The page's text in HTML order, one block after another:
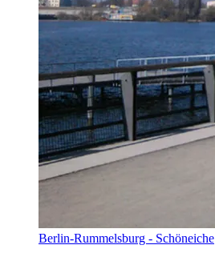
Berlin-Rummelsburg - Schöneiche